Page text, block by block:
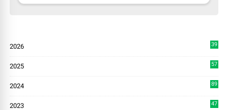
2026
39
2025
57
2024
89
2023 47